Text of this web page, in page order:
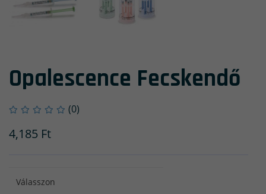
Opalescence Fecskendő
(0)
4,185 Ft
Válasszon